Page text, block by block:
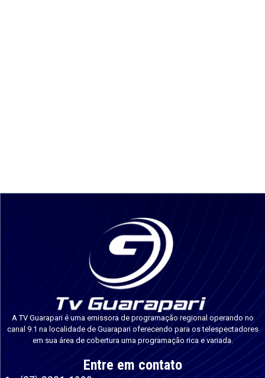
A TV Guarapari é uma emissora de programação regional operando no
canal 9.1 na localidade de Guarapari oferecendo para os telespectadores
em sua área de cobertura uma programação rica e variada.
Entre em contato